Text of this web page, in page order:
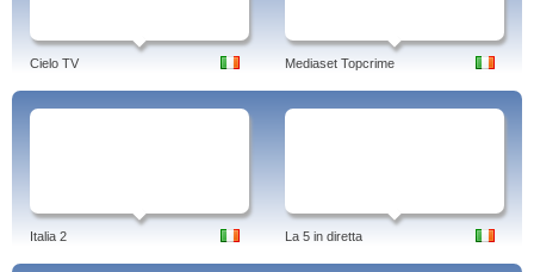
Cielo TV Mediaset Topcrime
Italia 2 La 5 in diretta